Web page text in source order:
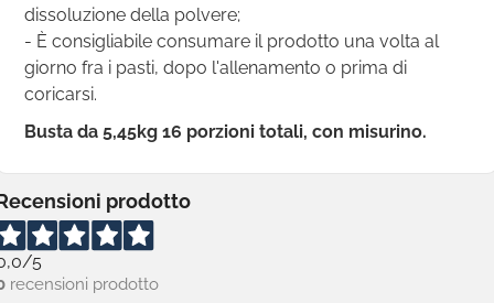
dissoluzione della polvere;
- È consigliabile consumare il prodotto una volta al
giorno fra i pasti, dopo l'allenamento o prima di
coricarsi.
Busta da 5,45kg 16 porzioni totali, con misurino.
prodotto
/5
recensioni prodotto